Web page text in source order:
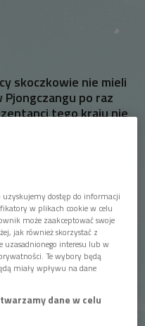
skoczkowie nie mieli
po raz
tego kraju nie
dostęp do informacji
w plikach cookie w celu
może zaakceptować swoje
jak również skorzystać z
uzasadnionego interesu lub w
Te wybory będą
miały wpływu na dane
dane w celu